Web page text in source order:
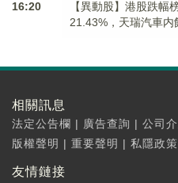
16:20
【異動股】港股跌幅
21.43%，天瑞汽車
相關訊息
法定公告欄 | 廣告查詢 | 公司
版權聲明 | 重要聲明 | 私隱政策
友情鏈接